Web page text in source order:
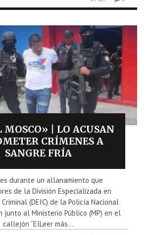
MOSCO» | LO ACUSAN
CRÍMENES A
SANGRE FRÍA
durante un allanamiento que
de la División Especializada en
(DEIC) de la Policía Nacional
junto al Ministerio Público (MP) en el
callejón “ElLeer más...